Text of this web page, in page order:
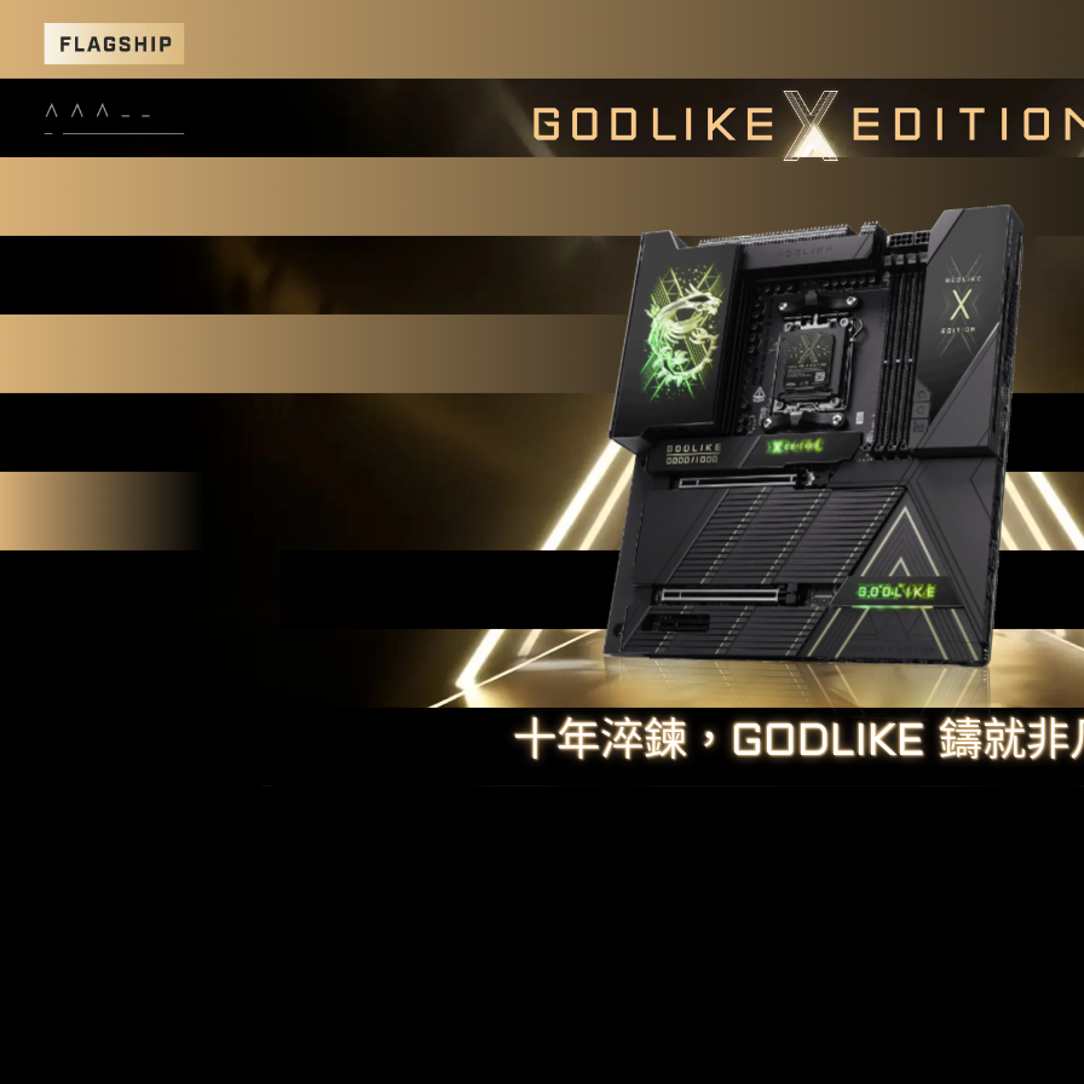
MSI GODLIKE X Edition
十年淬鍊，GODLIKE 鑄就非